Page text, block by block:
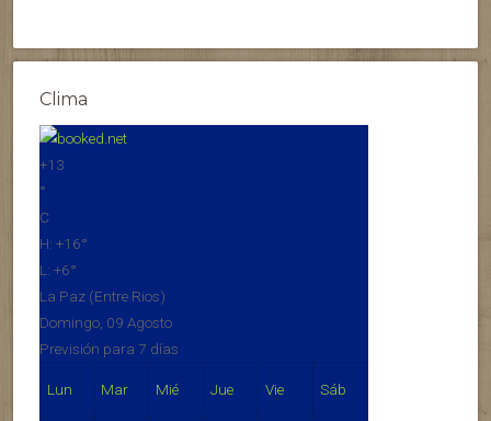
Clima
+13
°
C
H: +16°
L: +6°
La Paz (Entre Rios)
Domingo, 09 Agosto
Previsión para 7 días
Lun Mar Mié Jue Vie Sáb